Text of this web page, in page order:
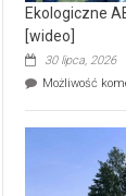
Ekologiczne
[wideo]
30 lipca, 2026
Możliwość